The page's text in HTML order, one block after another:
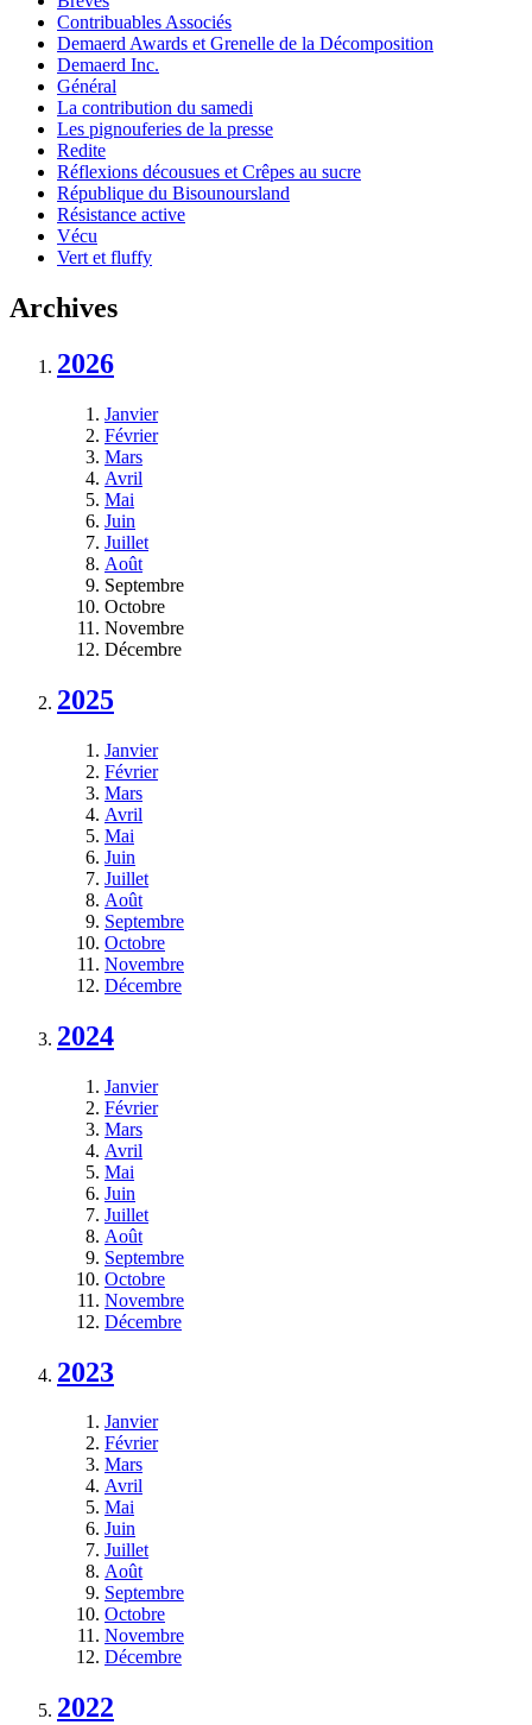
Contribuables Associés
Demaerd Awards et Grenelle de la Décomposition
Demaerd Inc.
Général
La contribution du samedi
Les pignouferies de la presse
Redite
Réflexions décousues et Crêpes au sucre
République du Bisounoursland
Résistance active
Vécu
Vert et fluffy
Archives
2026
Janvier
Février
Mars
Avril
Mai
Juin
Juillet
Août
Septembre
Octobre
Novembre
Décembre
2025
Janvier
Février
Mars
Avril
Mai
Juin
Juillet
Août
Septembre
Octobre
Novembre
Décembre
2024
Janvier
Février
Mars
Avril
Mai
Juin
Juillet
Août
Septembre
Octobre
Novembre
Décembre
2023
Janvier
Février
Mars
Avril
Mai
Juin
Juillet
Août
Septembre
Octobre
Novembre
Décembre
2022